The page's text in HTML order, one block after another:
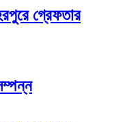
গ্রেফতার